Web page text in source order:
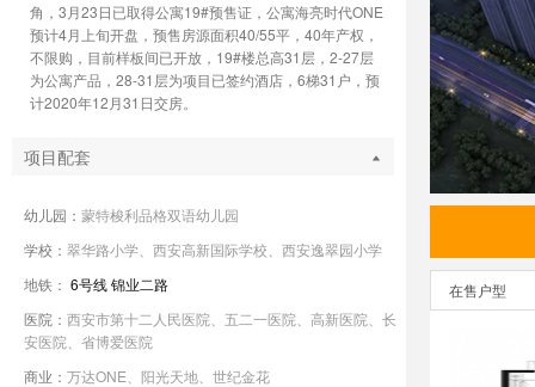
角，3月23日已取得公寓19#预售证，公寓海亮时代ONE
预计4月上旬开盘，预售房源面积40/55平，40年产权，
不限购，目前样板间已开放，19#楼总高31层，2-27层
为公寓产品，28-31层为项目已签约酒店，6梯31户，预
计2020年12月31日交房。
项目配套
幼儿园： 蒙特梭利品格双语幼儿园
学校： 翠华路小学、西安高新国际学校、西安逸翠园小学
地铁： 6号线锦业二路
医院： 西安市第十二人民医院、五二一医院、高新医院、长
安医院、省博爱医院
商业： 万达ONE、阳光天地、世纪金花
在售户型